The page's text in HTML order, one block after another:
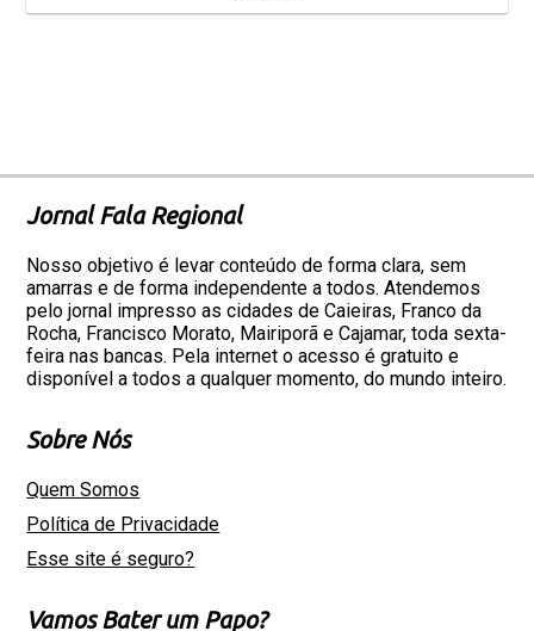
Jornal Fala Regional
Nosso objetivo é levar conteúdo de forma clara, sem
amarras e de forma independente a todos. Atendemos
pelo jornal impresso as cidades de Caieiras, Franco da
Rocha, Francisco Morato, Mairiporã e Cajamar, toda sexta-
feira nas bancas. Pela internet o acesso é gratuito e
disponível a todos a qualquer momento, do mundo inteiro.
Sobre Nós
Quem Somos
Política de Privacidade
Esse site é seguro?
Vamos Bater um Papo?